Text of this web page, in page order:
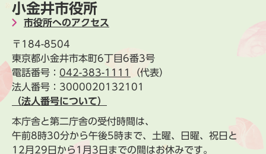
小金井市役所
市役所へのアクセス
〒184-8504
東京都小金井市本町6丁目6番3号
電話番号： 042-383-1111
（代表）
法人番号：3000020132101
（法人番号について）
本庁舎と第二庁舎の受付時間は、
午前8時30分から午後5時まで、土曜、日曜、祝日と
12月29日から1月3日までの間はお休みです。